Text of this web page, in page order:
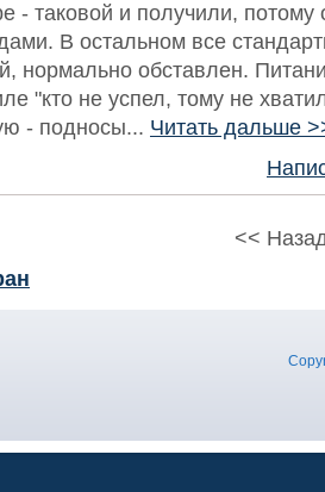
- таковой и получили, потому
В остальном все
нормально обставлен.
"кто не успел, тому не
- подносы... Читать дальше
<<